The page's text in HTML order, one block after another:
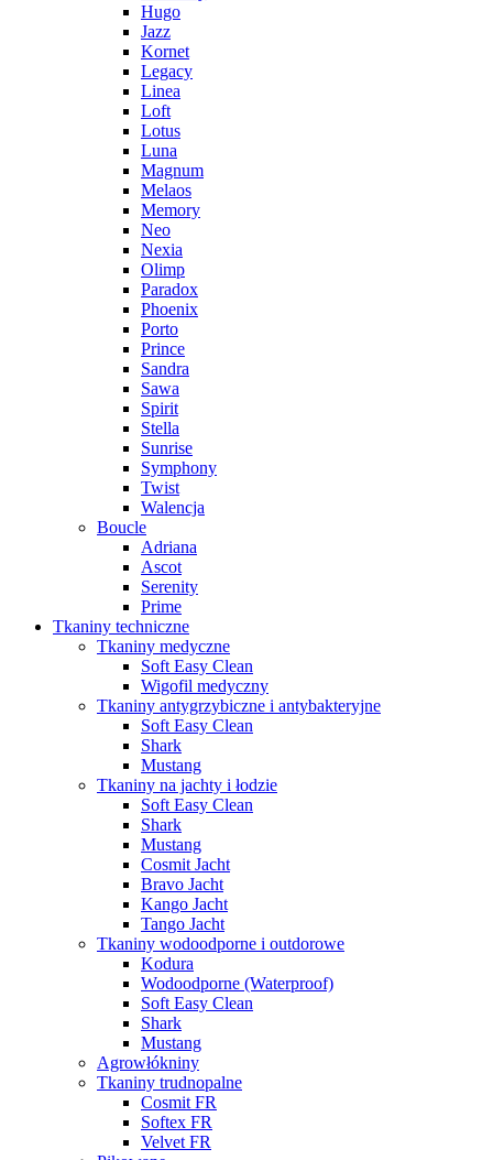
Hugo
Jazz
Kornet
Legacy
Linea
Loft
Lotus
Luna
Magnum
Melaos
Memory
Neo
Nexia
Olimp
Paradox
Phoenix
Porto
Prince
Sandra
Sawa
Spirit
Stella
Sunrise
Symphony
Twist
Walencja
Boucle
Adriana
Ascot
Serenity
Prime
Tkaniny techniczne
Tkaniny medyczne
Soft Easy Clean
Wigofil medyczny
Tkaniny antygrzybiczne i antybakteryjne
Soft Easy Clean
Shark
Mustang
Tkaniny na jachty i łodzie
Soft Easy Clean
Shark
Mustang
Cosmit Jacht
Bravo Jacht
Kango Jacht
Tango Jacht
Tkaniny wodoodporne i outdorowe
Kodura
Wodoodporne (Waterproof)
Soft Easy Clean
Shark
Mustang
Agrowłókniny
Tkaniny trudnopalne
Cosmit FR
Softex FR
Velvet FR